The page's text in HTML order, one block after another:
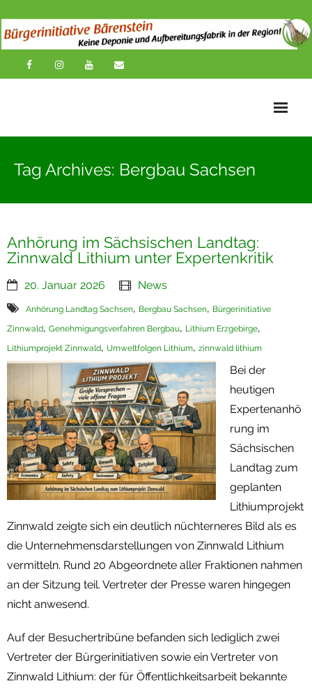
News
Über uns
Impressionen
Termine
Newsletter
Tag Archives: Bergbau Sachsen
Anhörung im Sächsischen Landtag:
Zinnwald Lithium unter Expertenkritik
20. Januar 2026 News
Anhörung Landtag Sachsen, Bergbau Sachsen, Bürgerinitiative
Zinnwald, Genehmigungsverfahren Bergbau, Lithium Erzgebirge,
Lithiumprojekt Zinnwald, Umweltfolgen Lithium, zinnwald lithium
Bei der
heutigen
Expertenanhö
rung im
Sächsischen
Landtag zum
geplanten
Lithiumprojekt
Zinnwald zeigte sich ein deutlich nüchterneres Bild als es
die Unternehmensdarstellungen von Zinnwald Lithium
vermitteln. Rund 20 Abgeordnete aller Fraktionen nahmen
an der Sitzung teil. Vertreter der Presse waren hingegen
nicht anwesend.
Auf der Besuchertribüne befanden sich lediglich zwei
Vertreter der Bürgerinitiativen sowie ein Vertreter von
Zinnwald Lithium: der für Öffentlichkeitsarbeit bekannte